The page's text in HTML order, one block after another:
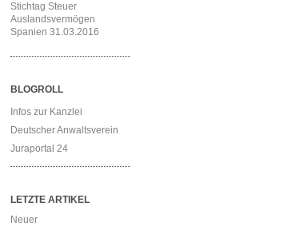
Stichtag Steuer
Auslandsvermögen
Spanien 31.03.2016
BLOGROLL
Infos zur Kanzlei
Deutscher Anwaltsverein
Juraportal 24
LETZTE ARTIKEL
Neuer